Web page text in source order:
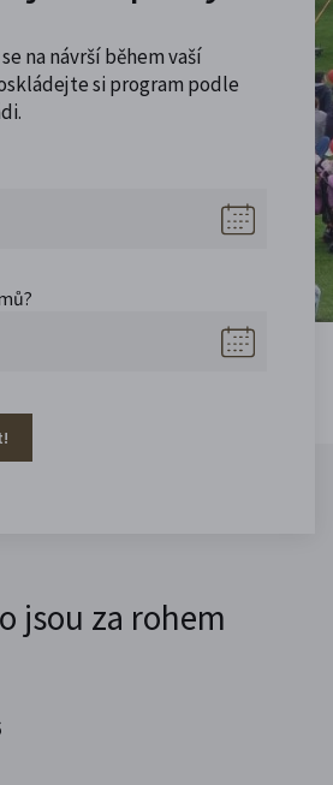
na návrší během vaší
si program podle
jsou za rohem